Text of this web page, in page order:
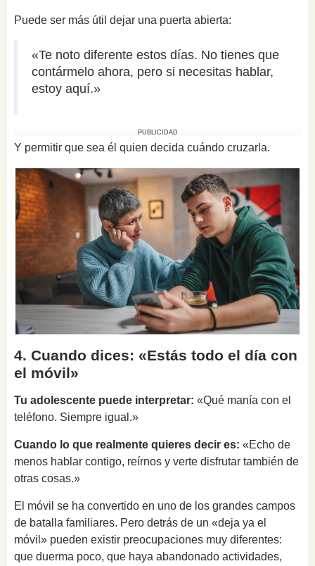
Puede ser más útil dejar una puerta abierta:
«Te noto diferente estos días. No tienes que
contármelo ahora, pero si necesitas hablar,
estoy aquí.»
PUBLICIDAD
Y permitir que sea él quien decida cuándo cruzarla.
4. Cuando dices: «Estás todo el día con
el móvil»
Tu adolescente puede interpretar: «Qué manía con el
teléfono. Siempre igual.»
Cuando lo que realmente quieres decir es: «Echo de
menos hablar contigo, reírnos y verte disfrutar también de
otras cosas.»
El móvil se ha convertido en uno de los grandes campos
de batalla familiares. Pero detrás de un «deja ya el
móvil» pueden existir preocupaciones muy diferentes:
que duerma poco, que haya abandonado actividades,